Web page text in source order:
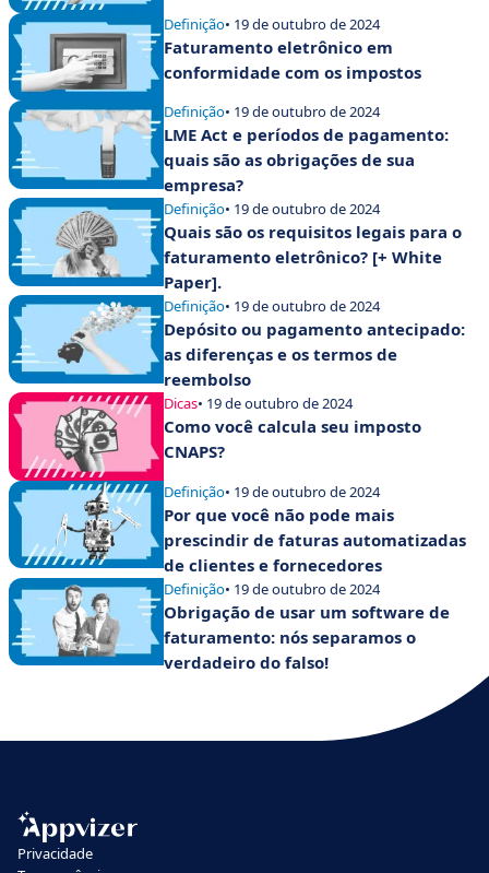
Definição• 19 de outubro de 2024
Faturamento eletrônico em
conformidade com os impostos
Definição• 19 de outubro de 2024
LME Act e períodos de pagamento:
quais são as obrigações de sua
empresa?
Definição• 19 de outubro de 2024
Quais são os requisitos legais para o
faturamento eletrônico? [+ White
Paper].
Definição• 19 de outubro de 2024
Depósito ou pagamento antecipado:
as diferenças e os termos de
reembolso
Dicas• 19 de outubro de 2024
Como você calcula seu imposto
CNAPS?
Definição• 19 de outubro de 2024
Por que você não pode mais
prescindir de faturas automatizadas
de clientes e fornecedores
Definição• 19 de outubro de 2024
Obrigação de usar um software de
faturamento: nós separamos o
verdadeiro do falso!
Privacidade